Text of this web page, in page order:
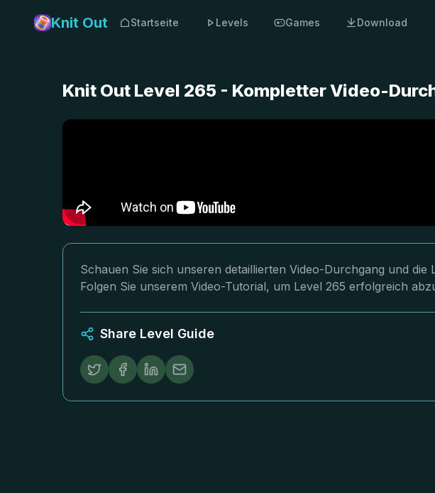
Knit Out Startseite Levels Games Download
Knit Out Level 265 - Kompletter Video-
Schauen Sie sich unseren detaillierten Video-Durchgang und die
Folgen Sie unserem Video-Tutorial, um Level 265 erfolgreich
Share Level Guide